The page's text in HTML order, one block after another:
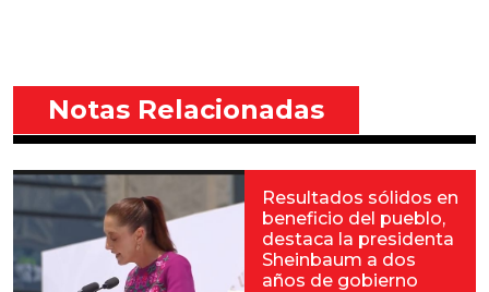
Notas Relacionadas
Resultados sólidos en
beneficio del pueblo,
destaca la presidenta
Sheinbaum a dos
años de gobierno